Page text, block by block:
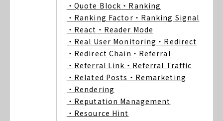
・Quote Block ・Ranking
・Ranking Factor ・Ranking Signal
・React ・Reader Mode
・Real User Monitoring ・Redirect
・Redirect Chain ・Referral
・Referral Link ・Referral Traffic
・Related Posts ・Remarketing
・Rendering
・Reputation Management
・Resource Hint